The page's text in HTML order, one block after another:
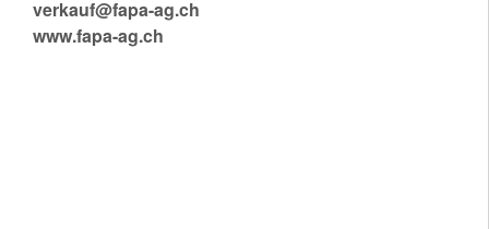
verkauf@fapa-ag.ch
www.fapa-ag.ch